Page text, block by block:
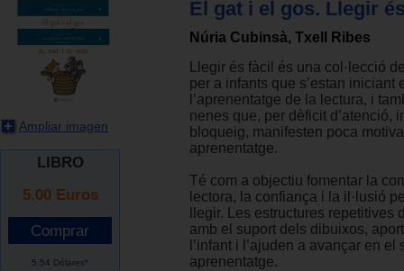
Ampliar imagen
LIBRO
5.00 Euros
5.54 Dólares*
El gat i el gos. Llegir
Núria Cubinsà, Txell Ribes
Llegir és fàcil és una col·lecció
per a infants que s’estan iniciant
l’aprenentatge de la lectura, i
nenes que, per dèficit d’atenció,
bloqueig, manifesten poca
aprenentatge.
Té com a objectiu fomentar la
lectora, la confiança i la il·lusió
llegir. Les estructures repetitives
amb el suport dels dibuixos,
l’infant i l’ajuden a avançar en el
aprenentatge.